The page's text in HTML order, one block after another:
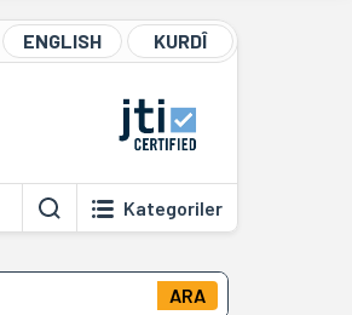
ENGLISH KURDÎ
Kategoriler
ARA